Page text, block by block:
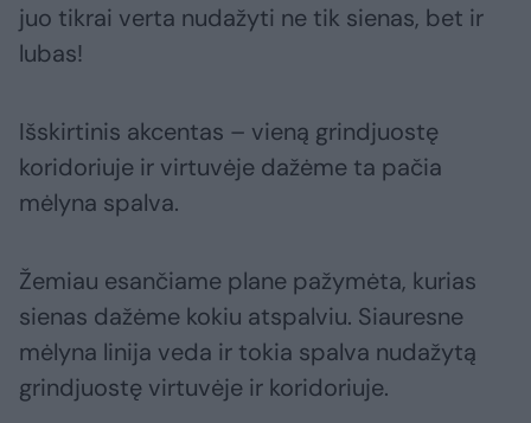
juo tikrai verta nudažyti ne tik sienas, bet ir
lubas!
Išskirtinis akcentas – vieną grindjuostę
koridoriuje ir virtuvėje dažėme ta pačia
mėlyna spalva.
Žemiau esančiame plane pažymėta, kurias
sienas dažėme kokiu atspalviu. Siauresne
mėlyna linija veda ir tokia spalva nudažytą
grindjuostę virtuvėje ir koridoriuje.